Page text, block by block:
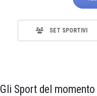
SET SPORTIVI
Gli Sport del momento